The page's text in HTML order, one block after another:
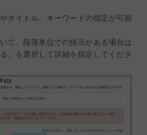
タイトル、キーワードの指定が可能
て、段落単位での指示がある場合は
」を選択して詳細を指定してくださ